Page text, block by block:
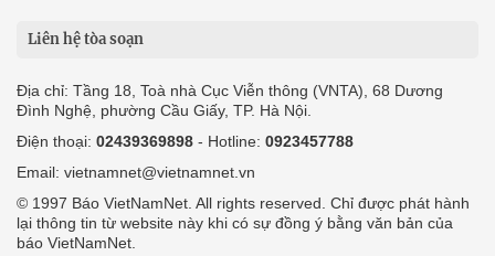
Liên hệ tòa soạn
Địa chỉ: Tầng 18, Toà nhà Cục Viễn thông (VNTA), 68 Dương
Đình Nghệ, phường Cầu Giấy, TP. Hà Nội.
Điện thoại: 02439369898 - Hotline: 0923457788
Email: vietnamnet@vietnamnet.vn
© 1997 Báo VietNamNet. All rights reserved. Chỉ được phát hành
lại thông tin từ website này khi có sự đồng ý bằng văn bản của
báo VietNamNet.